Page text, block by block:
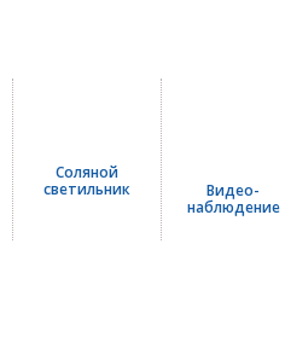
Соляной
светильник
Видео-
наблюдение